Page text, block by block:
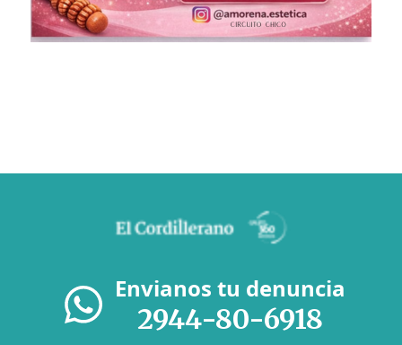
Envianos tu denuncia
2944-80-6918